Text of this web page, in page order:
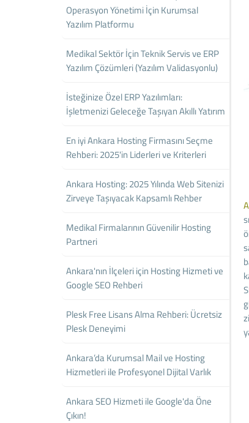
Operasyon Yönetimi İçin Kurumsal
Yazılım Platformu
Medikal Sektör İçin Teknik Servis ve ERP
Yazılım Çözümleri (Yazılım Validasyonlu)
İsteğinize Özel ERP Yazılımları:
İşletmenizi Geleceğe Taşıyan Akıllı Yatırım
En iyi Ankara Hosting Firmasını Seçme
Rehberi: 2025'in Liderleri ve Kriterleri
Ankara Hosting: 2025 Yılında Web Sitenizi
Zirveye Taşıyacak Kapsamlı Rehber
Medikal Firmalarının Güvenilir Hosting
Partneri
Ankara'nın İlçeleri için Hosting Hizmeti ve
Google SEO Rehberi
Plesk Free Lisans Alma Rehberi: Ücretsiz
Plesk Deneyimi
Ankara’da Kurumsal Mail ve Hosting
Hizmetleri ile Profesyonel Dijital Varlık
Ankara SEO Hizmeti ile Google'da Öne
Çıkın!